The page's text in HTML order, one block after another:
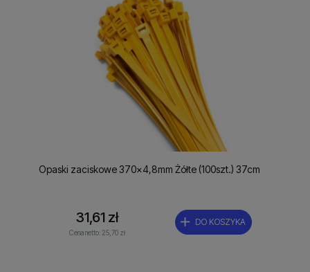
Opaski zaciskowe 370x4,8mm Żółte (100szt.) 37cm
31,61 zł
Cena netto: 25,70 zł
DO KOSZYKA